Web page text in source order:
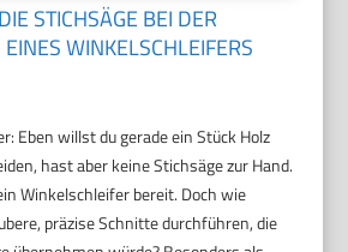
STICHSÄGE BEI DER
WINKELSCHLEIFERS
Eben willst du gerade ein Stück Holz
hast aber keine Stichsäge zur Hand.
Winkelschleifer bereit. Doch wie
präzise Schnitte durchführen, die